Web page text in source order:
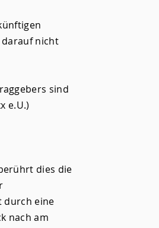
darauf nicht
sind
e.U.)
dies die
durch eine
nach am